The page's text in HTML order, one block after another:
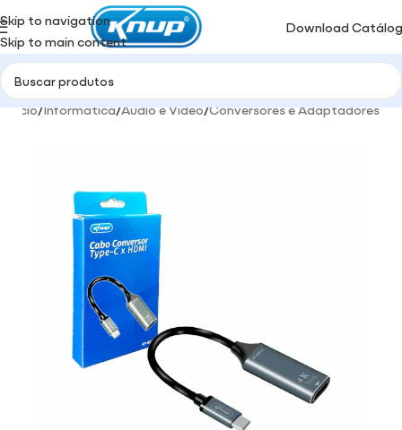
Skip to navigation
Skip to main content
Download
Início/Informática/Audio e Video/Conversores e Adaptadores